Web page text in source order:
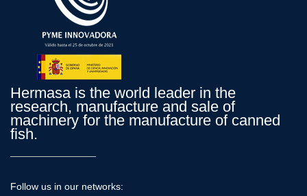
Hermasa is the world leader in the
research, manufacture and sale of
machinery for the manufacture of canned
fish.
Follow us in our networks: